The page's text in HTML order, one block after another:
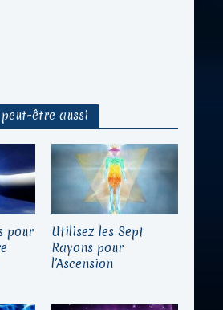
être aussi
pour
Utilisez les Sept
Rayons pour
l’Ascension